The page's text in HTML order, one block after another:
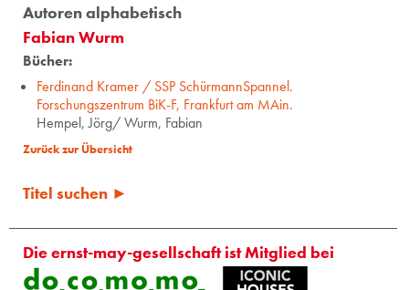
Autoren alphabetisch
Fabian Wurm
Bücher:
Ferdinand Kramer / SSP SchürmannSpannel.
Forschungszentrum BiK-F, Frankfurt am MAin.
Hempel, Jörg/ Wurm, Fabian
Zurück zur Übersicht
Titel suchen ►
Die ernst-may-gesellschaft ist Mitglied bei